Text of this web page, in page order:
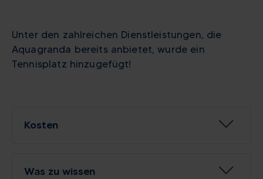
Unter den zahlreichen Dienstleistungen, die
Aquagranda bereits anbietet, wurde ein
Tennisplatz hinzugefügt!
Kosten
Was zu wissen